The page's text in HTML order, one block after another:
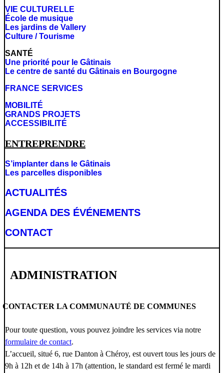
VIE CULTURELLE
École de musique
Les jardins de Vallery
Culture / Tourisme
SANTÉ
Une priorité pour le Gâtinais
Le centre de santé du Gâtinais en Bourgogne
FRANCE SERVICES
MOBILITÉ
GRANDS PROJETS
ACCESSIBILITÉ
ENTREPRENDRE
S’implanter dans le Gâtinais
Les parcelles disponibles
ACTUALITÉS
AGENDA DES ÉVÉNEMENTS
CONTACT
ADMINISTRATION
CONTACTER LA COMMUNAUTÉ DE COMMUNES
Pour toute question, vous pouvez joindre les services via notre
formulaire de contact.
L’accueil, situé 6, rue Danton à Chéroy, est ouvert tous les jours de
9h à 12h et de 14h à 17h (attention, le standard est fermé le mardi